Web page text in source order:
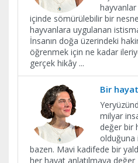
hayvanlar
içinde sömürülebilir bir
hayvanlara uygulanan
İnsanın doğa üzerindeki
öğrenmek için ne kadar
gerçek hikây ...
Bir
milyar
değer bir
olduğuna
bazen. Mavi kadifede bir
her hayat anlatılmaya